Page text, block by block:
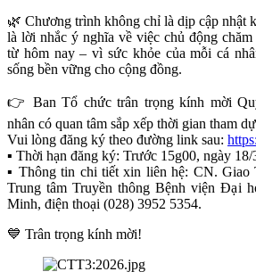
🌿 Chương trình không chỉ là dịp cập nhật
là lời nhắc ý nghĩa về việc chủ động
từ hôm nay – vì sức khỏe của mỗi cá
sống bền vững cho cộng đồng.
👉 Ban Tổ chức trân trọng kính mời
nhân có quan tâm sắp xếp thời gian tham
Vui lòng đăng ký theo đường link sau:
▪️ Thời hạn đăng ký: Trước 15g00, ngày 18/
▪️ Thông tin chi tiết xin liên hệ: CN. Giao
Trung tâm Truyền thông Bệnh viện Đại
Minh, điện thoại (028) 3952 5354.
💙 Trân trọng kính mời!